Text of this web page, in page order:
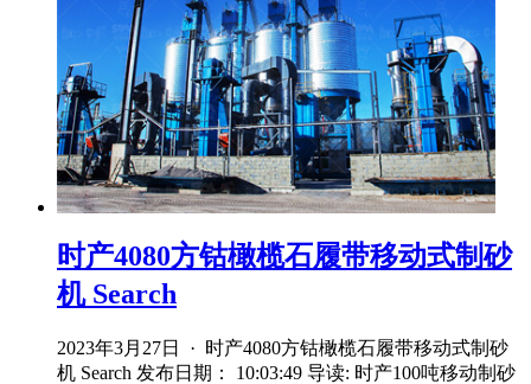
时产4080方钴橄榄石履带移动式制砂
机 Search
2023年3月27日 · 时产4080方钴橄榄石履带移动式制砂
机 Search 发布日期： 10:03:49 导读: 时产100吨移动制砂